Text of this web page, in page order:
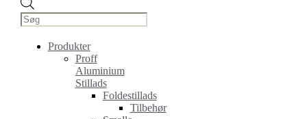
search
Produkter
Proff
Aluminium
Stillads
Foldestillads
Tilbehør